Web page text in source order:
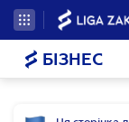
БІЗНЕС